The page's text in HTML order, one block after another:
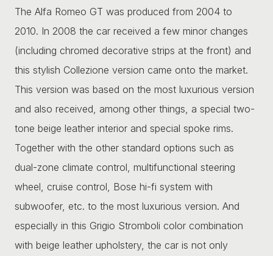
The Alfa Romeo GT was produced from 2004 to
2010. In 2008 the car received a few minor changes
(including chromed decorative strips at the front) and
this stylish Collezione version came onto the market.
This version was based on the most luxurious version
and also received, among other things, a special two-
tone beige leather interior and special spoke rims.
Together with the other standard options such as
dual-zone climate control, multifunctional steering
wheel, cruise control, Bose hi-fi system with
subwoofer, etc. to the most luxurious version. And
especially in this Grigio Stromboli color combination
with beige leather upholstery, the car is not only